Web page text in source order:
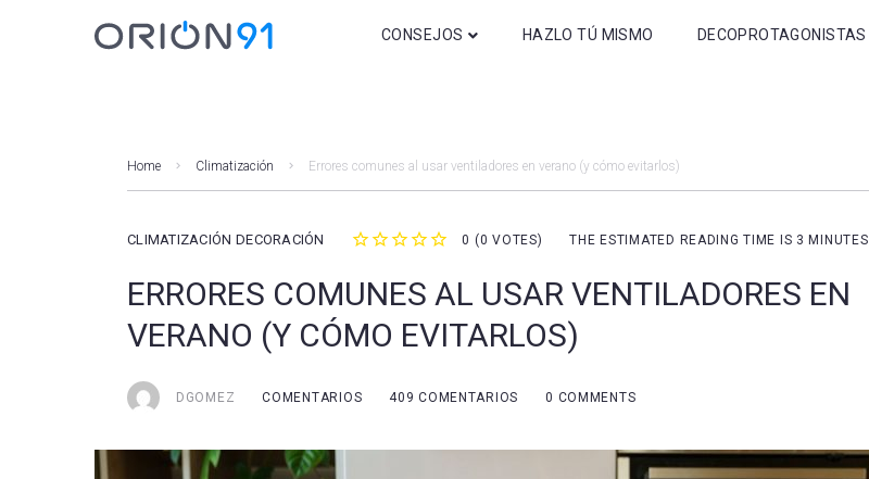
CONSEJOS
Bricolaje y DIY
Movilidad
HAZLO TÚ MISMO DECOPROTAGONISTAS
Home Climatización Errores comunes al usar ventiladores en verano (y cómo evitarlos)
CLIMATIZACIÓN DECORACIÓN 0 (0 VOTES) THE ESTIMATED READING TIME IS 3 MINUTES
ERRORES COMUNES AL USAR VENTILADORES EN
VERANO (Y CÓMO EVITARLOS)
DGOMEZ COMENTARIOS 409 COMENTARIOS 0 COMMENTS